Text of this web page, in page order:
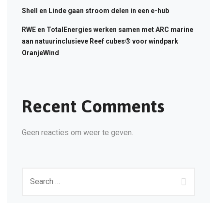
Shell en Linde gaan stroom delen in een e-hub
RWE en TotalEnergies werken samen met ARC marine
aan natuurinclusieve Reef cubes® voor windpark
OranjeWind
Recent Comments
Geen reacties om weer te geven.